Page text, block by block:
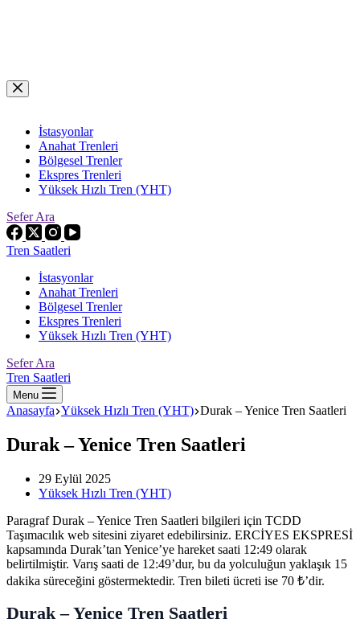
Skip
to
İstasyonlar
Anahat Trenleri
Bölgesel Trenler
Ekspres Trenleri
Yüksek Hızlı Tren (YHT)
Sefer Ara
Tren Saatleri
İstasyonlar
Anahat Trenleri
Bölgesel Trenler
Ekspres Trenleri
Yüksek Hızlı Tren (YHT)
Sefer Ara
Tren Saatleri
Menu
Anasayfa Yüksek Hızlı Tren (YHT) Durak – Yenice Tren Saatleri
Durak – Yenice Tren Saatleri
29 Eylül 2025
Yüksek Hızlı Tren (YHT)
Paragraf Durak – Yenice Tren Saatleri bilgileri için TCDD
Taşımacılık web sitesini ziyaret edebilirsiniz. ERCİYES EKSPRESİ
kapsamında Durak’tan Yenice’ye hareket saati 12:49 olarak
belirtilmiştir. Varış saati de 12:49’dur, bu da yolculuğun yaklaşık 15
dakika süreceğini göstermektedir. Tren bileti ücreti ise 70 ₺’dir.
Durak – Yenice Tren Saatleri